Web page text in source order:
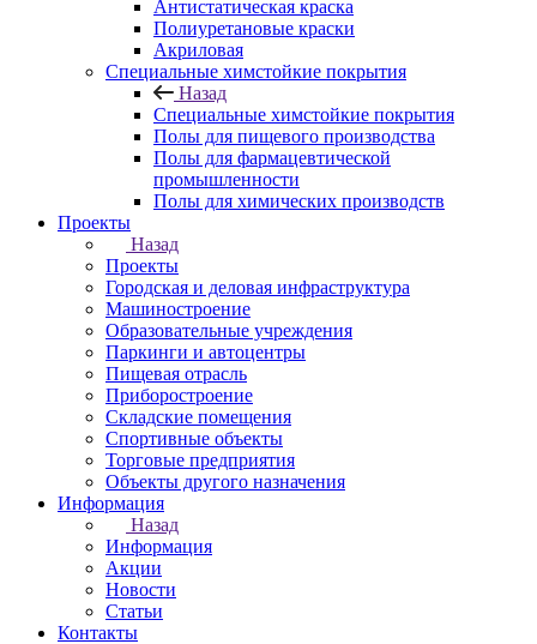
Антистатическая краска
Полиуретановые краски
Акриловая
Специальные химстойкие покрытия
Назад
Специальные химстойкие покрытия
Полы для пищевого производства
Полы для фармацевтической
промышленности
Полы для химических производств
Проекты
Назад
Проекты
Городская и деловая инфраструктура
Машиностроение
Образовательные учреждения
Паркинги и автоцентры
Пищевая отрасль
Приборостроение
Складские помещения
Спортивные объекты
Торговые предприятия
Объекты другого назначения
Информация
Назад
Информация
Акции
Новости
Статьи
Контакты